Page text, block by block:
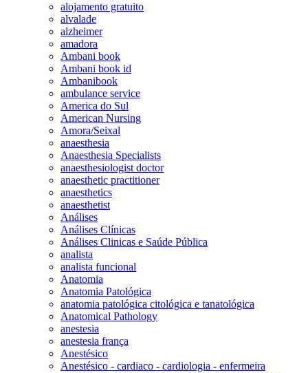
alojamento gratuito
alvalade
alzheimer
amadora
Ambani book
Ambani book id
Ambanibook
ambulance service
America do Sul
American Nursing
Amora/Seixal
anaesthesia
Anaesthesia Specialists
anaesthesiologist doctor
anaesthetic practitioner
anaesthetics
anaesthetist
Análises
Análises Clínicas
Análises Clinicas e Saúde Pública
analista
analista funcional
Anatomia
Anatomia Patológica
anatomia patológica citológica e tanatológica
Anatomical Pathology
anestesia
anestesia frança
Anestésico
Anestésico - cardiaco - cardiologia - enfermeira